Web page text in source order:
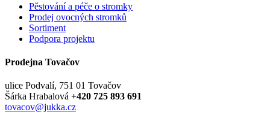
Pěstování a péče o stromky
Prodej ovocných stromků
Sortiment
Podpora projektu
Prodejna Tovačov
ulice Podvalí, 751 01 Tovačov
Šárka Hrabalová +420 725 893 691
tovacov@jukka.cz